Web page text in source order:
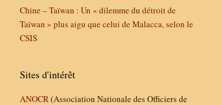
Chine – Taïwan : Un « dilemme du détroit de
Taïwan » plus aigu que celui de Malacca, selon le
CSIS
Sites d'intérêt
ANOCR (Association Nationale des Officiers de